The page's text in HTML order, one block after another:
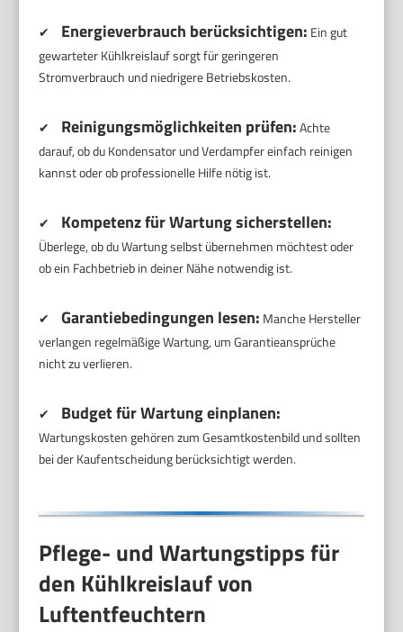
✔ Energieverbrauch berücksichtigen: Ein gut
gewarteter Kühlkreislauf sorgt für geringeren
Stromverbrauch und niedrigere Betriebskosten.
✔ Reinigungsmöglichkeiten prüfen:Achte
darauf, ob du Kondensator und Verdampfer einfach reinigen
kannst oder ob professionelle Hilfe nötig ist.
✔ Kompetenz für Wartung sicherstellen:
Überlege, ob du Wartung selbst übernehmen möchtest oder
ob ein Fachbetrieb in deiner Nähe notwendig ist.
✔ Garantiebedingungen lesen: Manche Hersteller
verlangen regelmäßige Wartung, um Garantieansprüche
nicht zu verlieren.
✔ Budget für Wartung einplanen:
Wartungskosten gehören zum Gesamtkostenbild und sollten
bei der Kaufentscheidung berücksichtigt werden.
Pflege- und Wartungstipps für
den Kühlkreislauf von
Luftentfeuchtern